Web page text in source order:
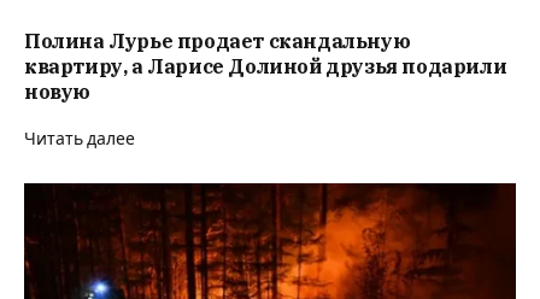
Полина Лурье продает скандальную
квартиру, а Ларисе Долиной друзья подарили
новую
Читать далее